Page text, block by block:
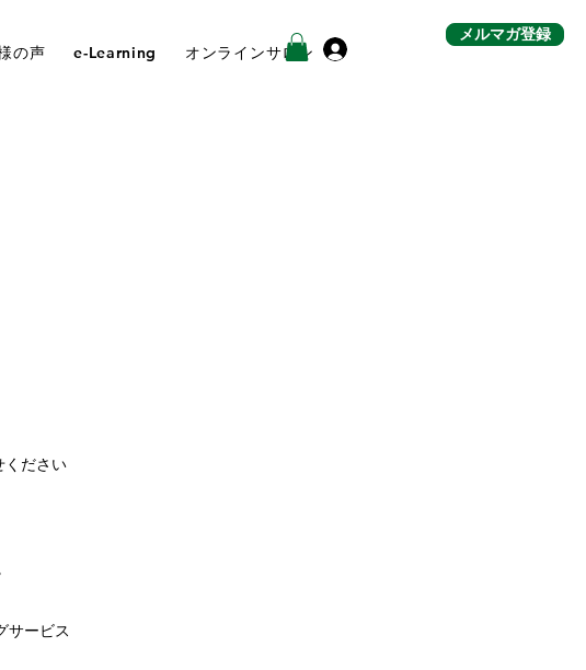
の声 e-Learning オンラインサロン ログイン
メルマガ登録
ください
サービス